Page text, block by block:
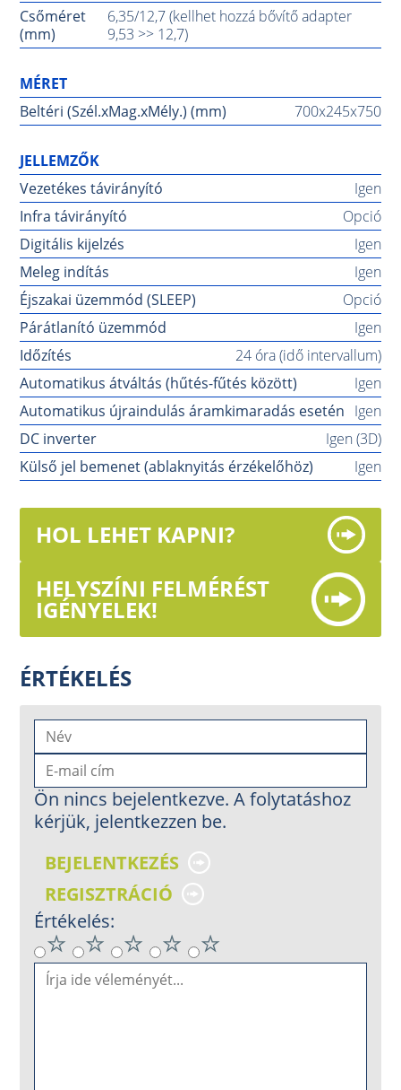
Csőméret
(mm)
6,35/12,7 (kellhet hozzá bővítő adapter
9,53 >> 12,7)
MÉRET
Beltéri (Szél.xMag.xMély.) (mm)
700x245x750
JELLEMZŐK
Vezetékes távirányító
Igen
Infra távirányító
Opció
Digitális kijelzés
Igen
Meleg indítás
Igen
Éjszakai üzemmód (SLEEP)
Opció
Párátlanító üzemmód
Igen
Időzítés
24 óra (idő intervallum)
Automatikus átváltás (hűtés-fűtés között)
Igen
Automatikus újraindulás áramkimaradás esetén Igen
DC inverter
Igen (3D)
Külső jel bemenet (ablaknyitás érzékelőhöz)
Igen
HOL LEHET KAPNI?
HELYSZÍNI FELMÉRÉST
IGÉNYELEK!
ÉRTÉKELÉS
Ön nincs bejelentkezve. A folytatáshoz
kérjük, jelentkezzen be.
BEJELENTKEZÉS
REGISZTRÁCIÓ
Értékelés: